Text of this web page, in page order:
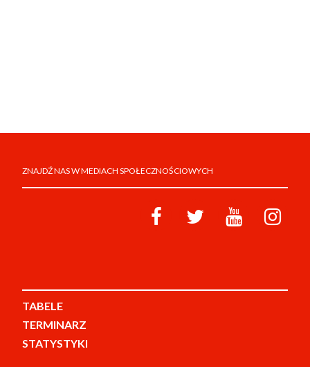
ZNAJDŹ NAS W MEDIACH SPOŁECZNOŚCIOWYCH
TABELE
TERMINARZ
STATYSTYKI